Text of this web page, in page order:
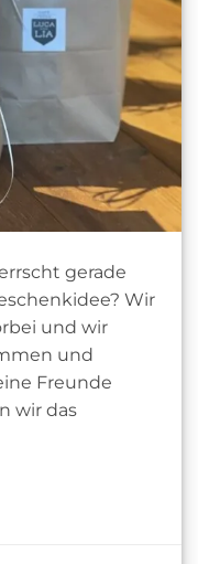
gerade
Wir
und wir
und
Freunde
wir das